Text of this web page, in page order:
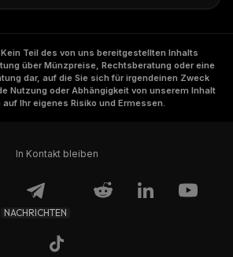
Kein Teil des von uns bereitgestellten Inhalts
über Münzpreise, Rechtsberatung oder eine
dar, auf die Sie sich für irgendeinen Zweck
Nutzung oder Abhängigkeit von unserem Inhalt
Ihr eigenes Risiko und Ermessen.
In Kontakt bleiben
NACHRICHTEN